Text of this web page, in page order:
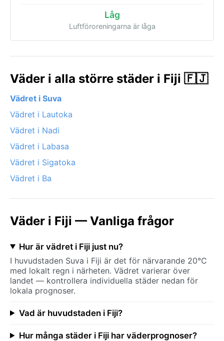
Låg
Luftföroreningarna är låga
Väder i alla större städer i Fiji 🇫🇯
Vädret i Suva
Vädret i Lautoka
Vädret i Nadi
Vädret i Labasa
Vädret i Sigatoka
Vädret i Ba
Väder i Fiji — Vanliga frågor
Hur är vädret i Fiji just nu?
I huvudstaden Suva i Fiji är det för närvarande 20°C
med lokalt regn i närheten. Vädret varierar över
landet — kontrollera individuella städer nedan för
lokala prognoser.
Vad är huvudstaden i Fiji?
Hur många städer i Fiji har väderprognoser?